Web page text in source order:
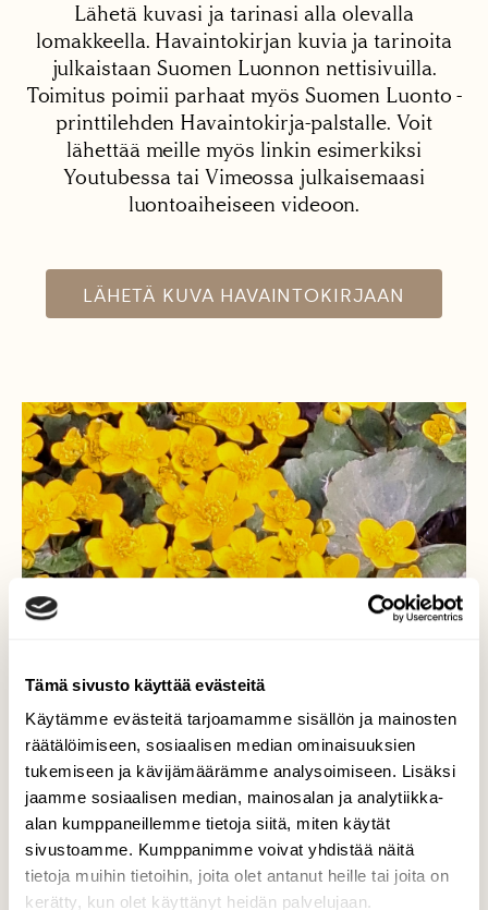
Tämä sivusto käyttää evästeitä
Käytämme evästeitä tarjoamamme sisällön ja mainosten
räätälöimiseen, sosiaalisen median ominaisuuksien
tukemiseen ja kävijämäärämme analysoimiseen. Lisäksi
jaamme sosiaalisen median, mainosalan ja analytiikka-
alan kumppaneillemme tietoja siitä, miten käytät
sivustoamme. Kumppanimme voivat yhdistää näitä
tietoja muihin tietoihin, joita olet antanut heille tai joita on
kerätty, kun olet käyttänyt heidän palvelujaan.
Lähetä kuvasi ja tarinasi alla olevalla
lomakkeella. Havaintokirjan kuvia ja tarinoita
julkaistaan Suomen Luonnon nettisivuilla.
Toimitus poimii parhaat myös Suomen Luonto -
printtilehden Havaintokirja-palstalle. Voit
lähettää meille myös linkin esimerkiksi
Youtubessa tai Vimeossa julkaisemaasi
luontoaiheiseen videoon.
LÄHETÄ KUVA HAVAINTOKIRJAAN